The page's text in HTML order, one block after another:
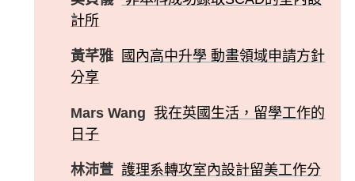
計所
黃芊雅
國內高中升學 動畫領域申請方針
分享
Mars Wang 我在英國生活，留學工作的
日子
林沛萱 護理系轉攻室內設計留美工作分